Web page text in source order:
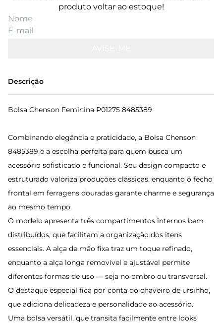
produto voltar ao estoque!
Descrição
Bolsa Chenson Feminina P01275 8485389
Combinando elegância e praticidade, a Bolsa Chenson
8485389 é a escolha perfeita para quem busca um
acessório sofisticado e funcional. Seu design compacto e
estruturado valoriza produções clássicas, enquanto o fecho
frontal em ferragens douradas garante charme e segurança
ao mesmo tempo.
O modelo apresenta três compartimentos internos bem
distribuídos, que facilitam a organização dos itens
essenciais. A alça de mão fixa traz um toque refinado,
enquanto a alça longa removível e ajustável permite
diferentes formas de uso — seja no ombro ou transversal.
O destaque especial fica por conta do chaveiro de ursinho,
que adiciona delicadeza e personalidade ao acessório.
Uma bolsa versátil, que transita facilmente entre looks